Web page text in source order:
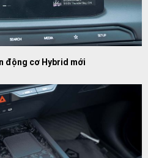
động cơ Hybrid mới